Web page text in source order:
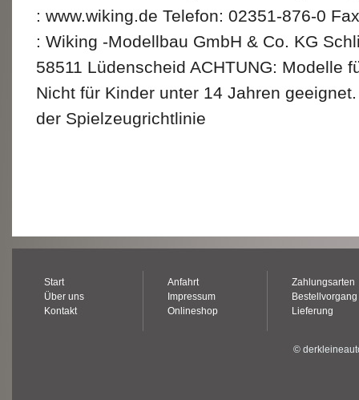
: www.wiking.de Telefon: 02351-876-0
: Wiking -Modellbau GmbH & Co. KG
58511 Lüdenscheid ACHTUNG: Modelle
Nicht für Kinder unter 14 Jahren
der Spielzeugrichtlinie
Start
Über uns
Kontakt
Anfahrt
Impressum
Onlineshop
Zahlungsarten
Bestellvorgang
Lieferung
©